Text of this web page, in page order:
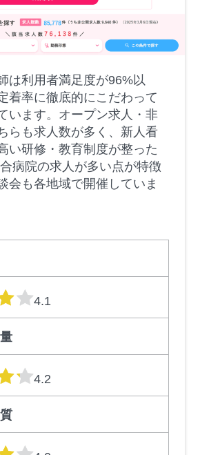
は利用者満足度が96%以
着率に徹底的にこだわって
います。オープン求人・非
らも求人数が多く、新人看
い研修・教育制度が整った
病院の求人が多い点が特徴
会も各地域で開催していま
星の数
4.1
星の数
4.2
星の数